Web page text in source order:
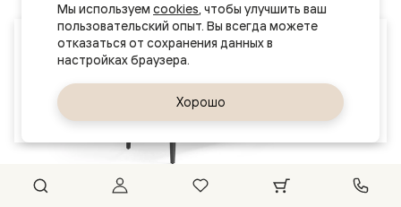
Ваш город
Нур-Султан (Астана)
Мы используем cookies, чтобы улучшить ваш
пользовательский опыт. Вы всегда можете
отказаться от сохранения данных в
Хорошо